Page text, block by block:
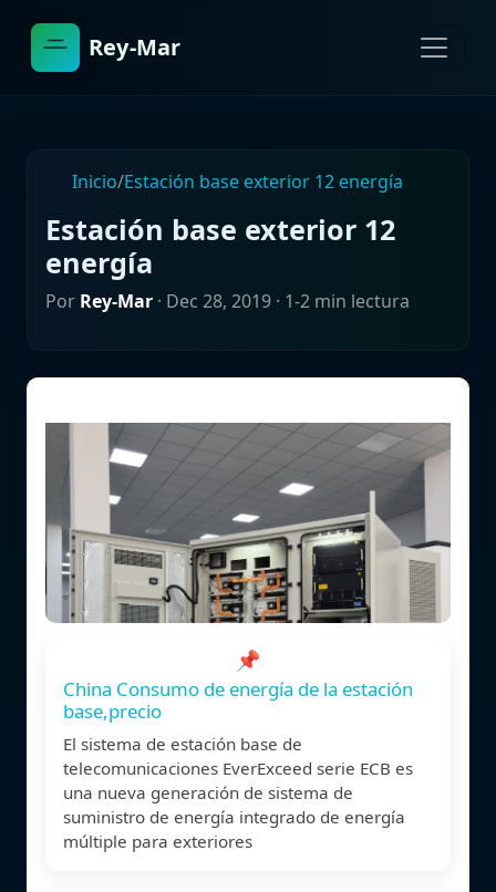
Rey-Mar
Inicio/Estación base exterior 12 energía
Estación base exterior 12
energía
Por Rey-Mar · Dec 28, 2019 · 1-2 min lectura
📌
China Consumo de energía de la estación
base,precio
El sistema de estación base de
telecomunicaciones EverExceed serie ECB es
una nueva generación de sistema de
suministro de energía integrado de energía
múltiple para exteriores